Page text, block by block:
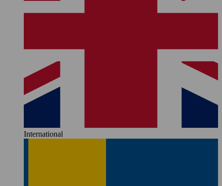
International